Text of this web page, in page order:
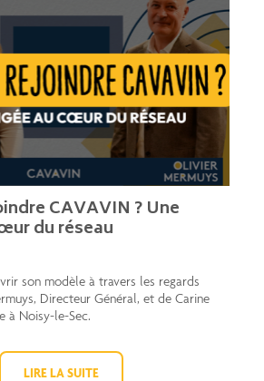
CAVAVIN ? Une
du réseau
son modèle à travers les regards
Directeur Général, et de Carine
à Noisy-le-Sec.
LIRE LA SUITE